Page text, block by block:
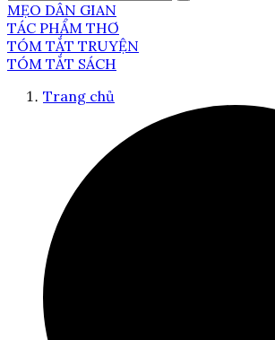
MẸO DÂN GIAN
TÁC PHẨM THƠ
TÓM TẮT TRUYỆN
TÓM TẮT SÁCH
Trang chủ